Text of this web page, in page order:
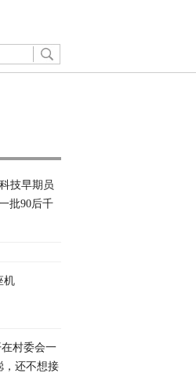
技早期员
批90后千
机
村委会一
，还不想接